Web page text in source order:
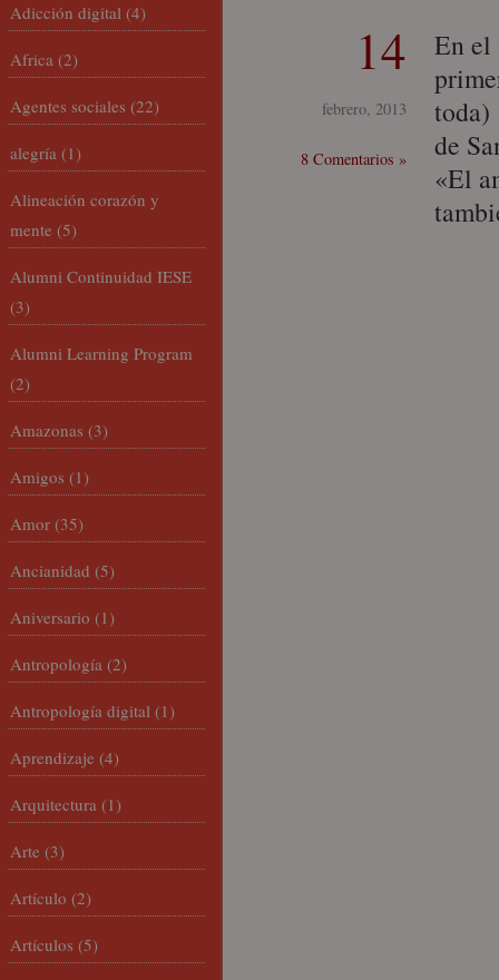
14
febrero, 2013
8 Comentarios »
En el
toda)
de
«El
Adicción digital (4)
Africa (2)
Agentes sociales (22)
alegría (1)
Alineación corazón y
mente (5)
Alumni Continuidad IESE
(3)
Alumni Learning Program
(2)
Amazonas (3)
Amigos (1)
Amor (35)
Ancianidad (5)
Aniversario (1)
Antropología (2)
Antropología digital (1)
Aprendizaje (4)
Arquitectura (1)
Arte (3)
Artículo (2)
Artículos (5)